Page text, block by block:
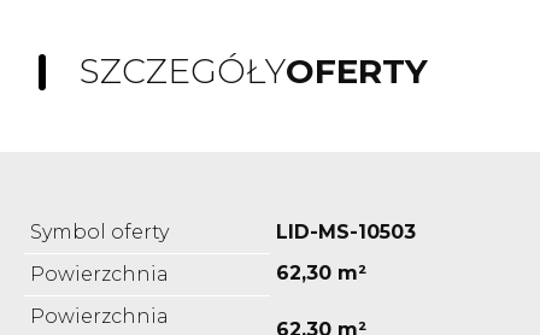
SZCZEGÓŁYOFERTY
Symbol oferty
LID-MS-10503
Powierzchnia
62,30 m²
Powierzchnia
62,30 m²